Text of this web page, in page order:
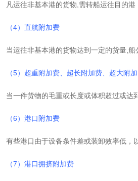
凡运往非基本港的货物,需转船运往目的
（4）直航附加费
当运往非基本港的货物达到一定的货量,
（5）超重附加费、超长附加费、超大附
当一件货物的毛重或长度或体积超过或达
（6）港口附加费
有些港口由于设备条件差或装卸效率低，
（7）港口拥挤附加费